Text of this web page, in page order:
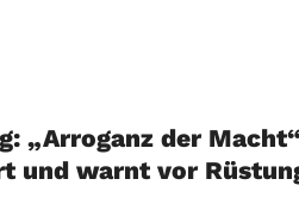
„Arroganz der
und warnt vor